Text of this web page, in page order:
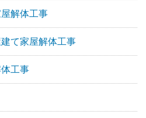
解体工事
て家屋解体工事
工事